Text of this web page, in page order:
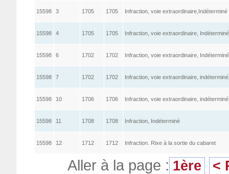
15598 3 1705 1705 Infraction, voie extraordinaire,Indéterminé
15598 4 1705 1705 Infraction, voie extraordinaire, Indéterminé
15598 6 1702 1702 Infraction, voie extraordinaire,
15598 7 1702 1702 Infraction, voie extraordinaire, indéterminé
15598 10 1706 1706 Infraction, voie extraordinaire, indéterminé
15598 11 1708 1708 Infraction, Indéterminé
15598 12 1712 1712 Infraction. Rixe à la sortie du cabaret
Aller à la page : 1ère
<